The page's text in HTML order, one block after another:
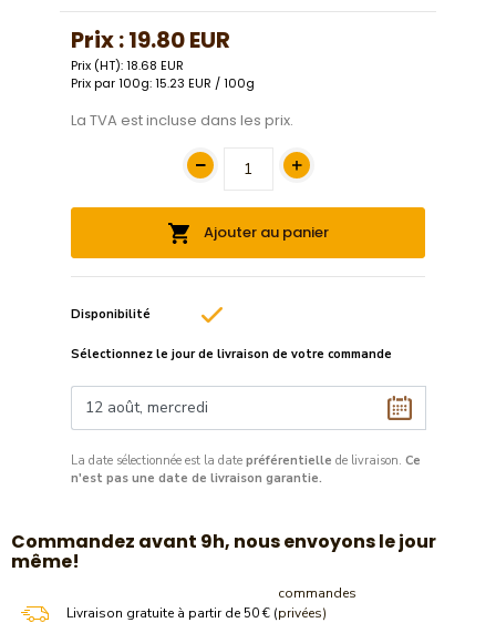
Prix :19.80 EUR
Prix (HT): 18.68 EUR
Prix par 100g: 15.23 EUR / 100g
La TVA est incluse dans les prix.
Ajouter au panier
Disponibilité
Sélectionnez le jour de livraison de votre commande
La date sélectionnée est la date préférentielle de livraison. Ce
n'est pas une date de livraison garantie.
​Commandez avant 9h, nous envoyons le jour
même!
Livraison gratuite à partir de 50 € (
commandes
privées)